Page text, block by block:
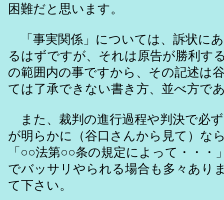
困難だと思います。
「事実関係」については、訴状に
るはずですが、それは原告が勝利す
の範囲内の事ですから、その記述は
ては了承できない書き方、並べ方で
また、裁判の進行過程や判決で必
が明らかに（谷口さんから見て）な
「○○法第○○条の規定によって・・・
でバッサリやられる場合も多々あり
て下さい。